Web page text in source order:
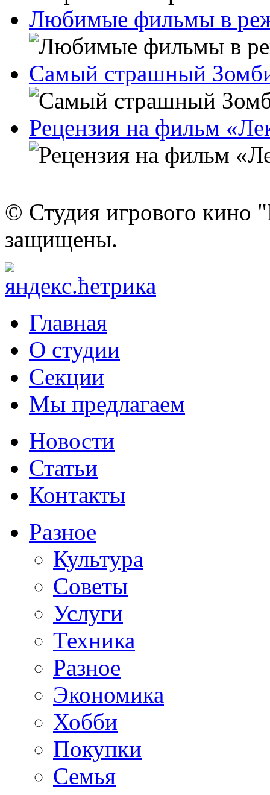
Любимые фильмы в
Самый страшный
Рецензия на фильм
© Студия игрового кино
защищены.
Главная
О студии
Секции
Мы предлагаем
Новости
Статьи
Контакты
Разное
Культура
Советы
Услуги
Техника
Разное
Экономика
Хобби
Покупки
Семья